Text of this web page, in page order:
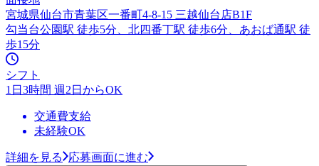
宮城県仙台市青葉区一番町4-8-15 三越仙台店B1F
勾当台公園駅 徒歩5分、北四番丁駅 徒歩6分、あおば通駅 徒
歩15分
シフト
1日3時間 週2日からOK
交通費支給
未経験OK
詳細を見る 応募画面に進む